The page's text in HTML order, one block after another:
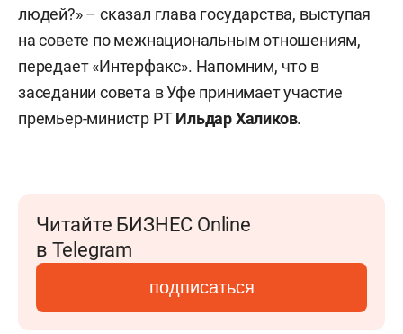
людей?» – сказал глава государства, выступая
на совете по межнациональным отношениям,
передает «Интерфакс». Напомним, что в
заседании совета в Уфе принимает участие
премьер-министр РТИльдар Халиков.
Читайте БИЗНЕС Online
в Telegram
подписаться